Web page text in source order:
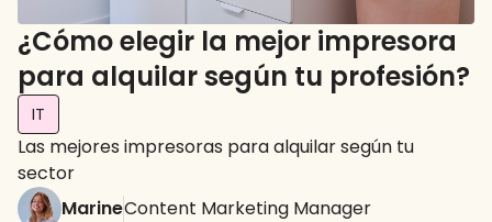
¿Cómo elegir la mejor impresora
para alquilar según tu profesión?
IT
Las mejores impresoras para alquilar según tu
sector
MarineContent Marketing Manager